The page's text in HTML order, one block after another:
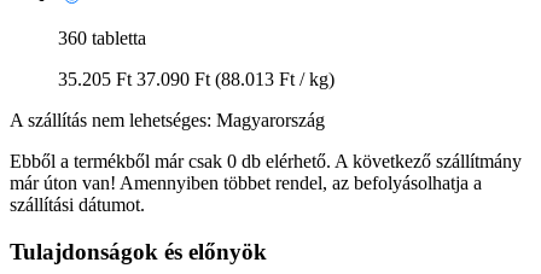
360 tabletta
35.205 Ft 37.090 Ft (88.013 Ft / kg)
A szállítás nem lehetséges: Magyarország
Ebből a termékből már csak 0 db elérhető. A következő szállítmány
már úton van! Amennyiben többet rendel, az befolyásolhatja a
szállítási dátumot.
Tulajdonságok és előnyök